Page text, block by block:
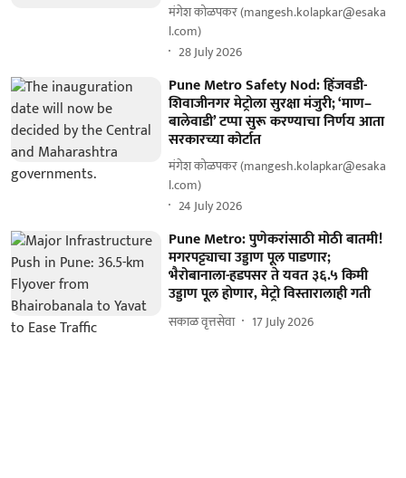
मंगेश कोळपकर (mangesh.kolapkar@esaka
l.com)
28 July 2026
Pune Metro Safety Nod: हिंजवडी-
शिवाजीनगर मेट्रोला सुरक्षा मंजुरी; ‘माण–
बालेवाडी’ टप्पा सुरू करण्याचा निर्णय आता
सरकारच्या कोर्टात
मंगेश कोळपकर (mangesh.kolapkar@esaka
l.com)
24 July 2026
Pune Metro: पुणेकरांसाठी मोठी बातमी!
मगरपट्ट्याचा उड्डाण पूल पाडणार;
भैरोबानाला-हडपसर ते यवत ३६.५ किमी
उड्डाण पूल हाेणार, मेट्रो विस्तारालाही गती
सकाळ वृत्तसेवा 17 July 2026